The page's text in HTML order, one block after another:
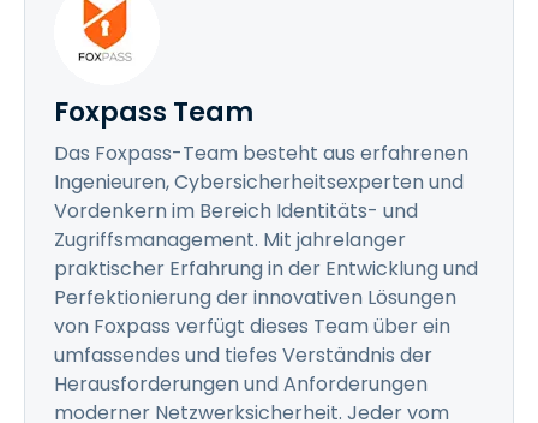
Foxpass Team
Das Foxpass-Team besteht aus erfahrenen
Ingenieuren, Cybersicherheitsexperten und
Vordenkern im Bereich Identitäts- und
Zugriffsmanagement. Mit jahrelanger
praktischer Erfahrung in der Entwicklung und
Perfektionierung der innovativen Lösungen
von Foxpass verfügt dieses Team über ein
umfassendes und tiefes Verständnis der
Herausforderungen und Anforderungen
moderner Netzwerksicherheit. Jeder vom